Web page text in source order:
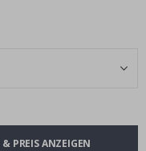
PREIS ANZEIGEN